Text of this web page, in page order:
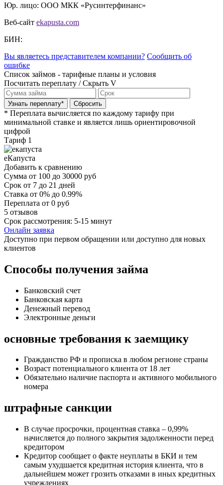
Юр. лицо: ООО МКК «Русинтерфинанс»
Веб-сайт ekapusta.com
БИН:
Вы являетесь представителем компании? Сообщить об
ошибке
Список займов - тарифные планы и условия
Посчитать переплату / Скрыть V
* Переплата вычисляется по каждому тарифу при
минимальной ставке и является лишь ориентировочной
цифрой
Тариф 1
еКапуста
Добавить к сравнению
Сумма от 100 до 30000 руб
Срок от 7 до 21 дней
Ставка от 0% до 0.99%
Переплата от 0 руб
5 отзывов
Срок рассмотрения: 5-15 минут
Онлайн заявка
Доступно при первом обращении или доступно для новых
клиентов
Способы получения займа
Банковский счет
Банковская карта
Денежный перевод
Электронные деньги
основные требования к заемщику
Гражданство РФ и прописка в любом регионе страны
Возраст потенциального клиента от 18 лет
Обязательно наличие паспорта и активного мобильного
номера
штрафные санкции
В случае просрочки, процентная ставка – 0,99%
начисляется до полного закрытия задолженности перед
кредитором
Кредитор сообщает о факте неуплаты в БКИ и тем
самым ухудшается кредитная история клиента, что в
дальнейшем может грозить отказами в иных кредитных
учреждениях